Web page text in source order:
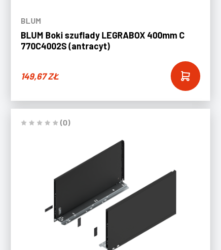
BLUM
BLUM Boki szuflady LEGRABOX 400mm C
770C4002S (antracyt)
149,67ZŁ
(0)